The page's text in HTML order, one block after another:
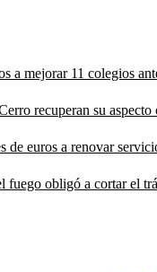
a mejorar 11 colegios
recuperan su
de euros a renovar
fuego obligó a cortar el